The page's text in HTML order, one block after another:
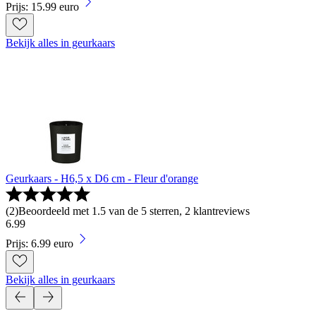
Prijs: 15.99 euro
Bekijk alles in geurkaars
Geurkaars - H6,5 x D6 cm - Fleur d'orange
(2)Beoordeeld met 1.5 van de 5 sterren, 2 klantreviews
6.99
Prijs: 6.99 euro
Bekijk alles in geurkaars